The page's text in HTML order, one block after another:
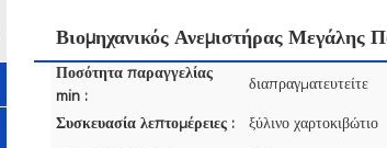
Βιομηχανικός Ανεμιστήρας
Ποσότητα παραγγελίας
min :
διαπραγματευτείτε
Συσκευασία λεπτομέρειες : ξύλινο χαρτοκιβώτιο